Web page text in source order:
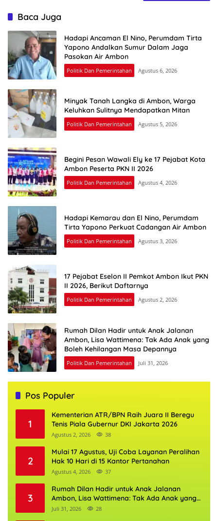
Baca Juga
Hadapi Ancaman El Nino, Perumdam Tirta
Yapono Andalkan Sumur Dalam Jaga
Pasokan Air Ambon
Politik Dan Pemerintahan Agustus 6, 2026
Minyak Tanah Langka di Ambon, Warga
Keluhkan Sulitnya Mendapatkan Mitan
Politik Dan Pemerintahan Agustus 5, 2026
Begini Pesan Wawali Ely ke 17 Pejabat Kota
Ambon Peserta PKN II 2026
Politik Dan Pemerintahan Agustus 4, 2026
Hadapi Kemarau dan El Nino, Perumdam
Tirta Yapono Perkuat Cadangan Air Ambon
Politik Dan Pemerintahan Agustus 3, 2026
17 Pejabat Eselon II Pemkot Ambon Ikut PKN
II 2026, Berikut Daftarnya
Politik Dan Pemerintahan Agustus 2, 2026
Rumah Dilan Hadir untuk Anak Jalanan
Ambon, Lisa Wattimena: Tak Ada Anak yang
Boleh Kehilangan Masa Depannya
Politik Dan Pemerintahan Juli 31, 2026
Pos Populer
1
Kementerian ATR/BPN Raih Juara II Beregu
Tenis Piala Gubernur DKI Jakarta 2026
Agustus 2, 2026 38
2
Mulai 17 Agustus, Uji Coba Layanan Peralihan
Hak 10 Hari di 15 Kantor Pertanahan
Agustus 4, 2026 37
3
Rumah Dilan Hadir untuk Anak Jalanan
Ambon, Lisa Wattimena: Tak Ada Anak yang
Boleh Kehilangan Masa Depannya
Juli 31, 2026 28